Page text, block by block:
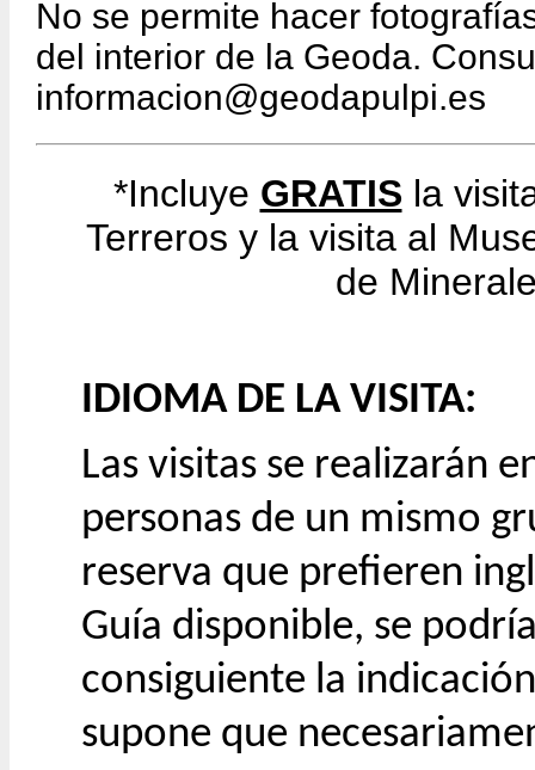
No se permite hacer
del interior de la Geoda.
informacion@geodapulpi.es
*Incluye GRATIS la
Terreros y la visita al
de
IDIOMA DE LA VISITA:
Las visitas se realizarán
personas de un mismo
reserva que prefieren
Guía disponible, se
consiguiente la
supone que